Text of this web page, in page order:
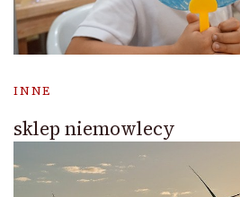
INNE
sklep niemowlecy